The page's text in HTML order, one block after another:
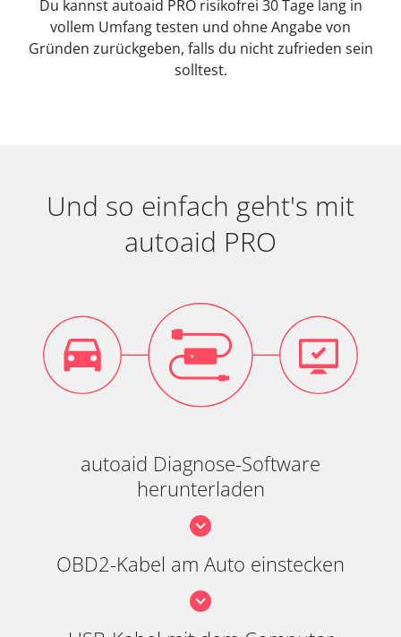
Du kannst autoaid PRO risikofrei 30 Tage lang in
vollem Umfang testen und ohne Angabe von
Gründen zurückgeben, falls du nicht zufrieden sein
solltest.
Und so einfach geht's mit
autoaid PRO
autoaid Diagnose-Software
herunterladen
OBD2-Kabel am Auto einstecken